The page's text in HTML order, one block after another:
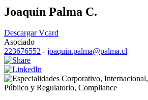
Joaquín Palma C.
Descargar Vcard
Asociado
223676552 - joaquin.palma@palma.cl
Corporativo, Internacional,
Público y Regulatorio, Compliance